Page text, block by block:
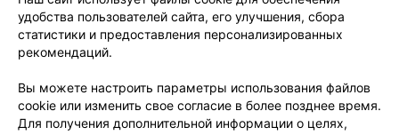
Написать руководителю 103.by
Обработка персональных данных
удобства пользователей сайта, его улучшения, сбора
статистики и предоставления персонализированных
рекомендаций.
Вы можете настроить параметры использования файлов
cookie или изменить свое согласие в более позднее время.
Для получения дополнительной информации о целях,